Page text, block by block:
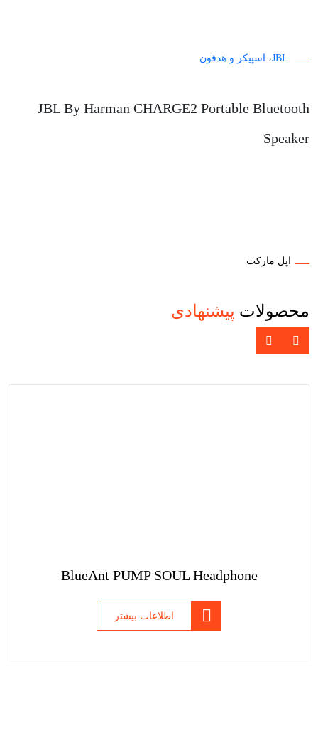
JBL، اسپیکر و هدفون
JBL By Harman CHARGE2 Portable Bluetooth
Speaker
اپل مارکت
محصولات پیشنهادی
BlueAnt PUMP SOUL Headphone
اطلاعات بیشتر